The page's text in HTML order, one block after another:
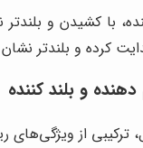
با کشیدن و
کرده و بلندتر
و بلند کننده
ترکیبی از ویژگی‌های